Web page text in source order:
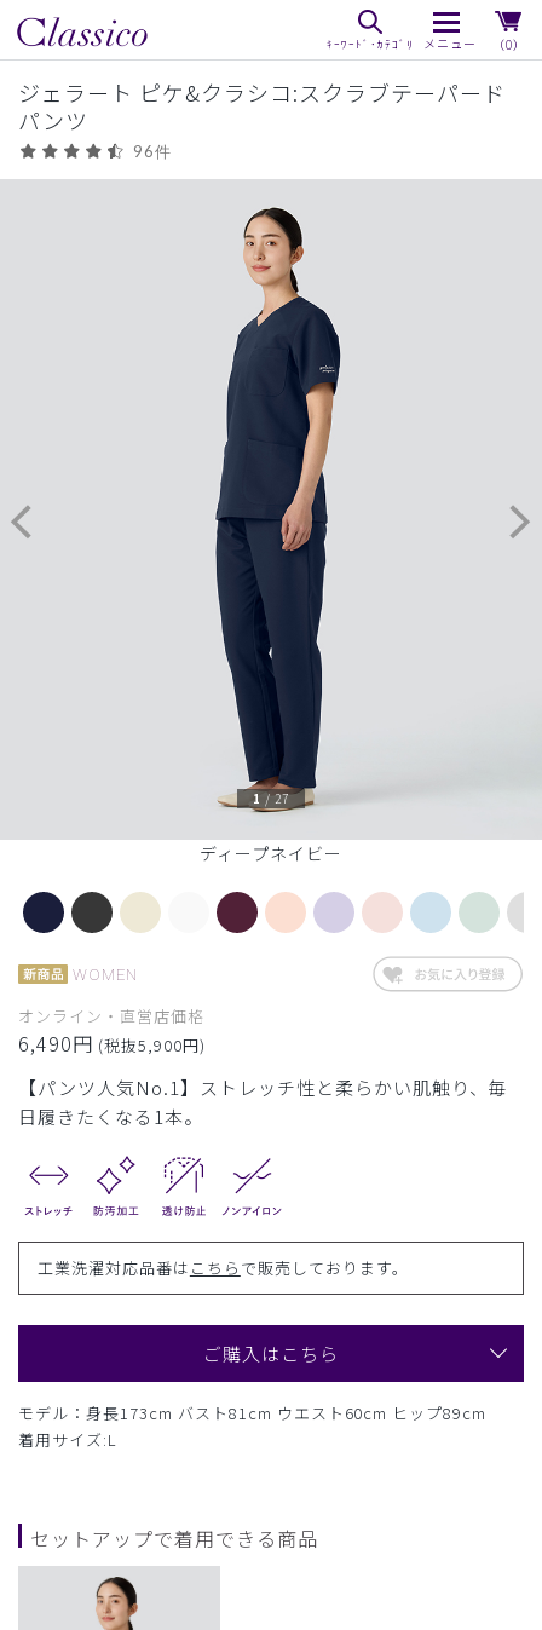
（0）
ジェラート ピケ&クラシコ:スクラブテーパード
パンツ
96件
ディープネイビー
1 /27
WOMEN
オンライン・直営店価格
6,490円 (税抜5,900円)
【パンツ人気No.1】ストレッチ性と柔らかい肌触り、毎
日履きたくなる1本。
工業洗濯対応品番は こちら で販売しております。
ご購入はこちら
モデル：身長173cm バスト81cm ウエスト60cm ヒップ89cm
着用サイズ:L
セットアップで着用できる商品